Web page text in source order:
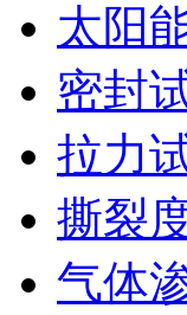
太阳
密封
拉力
撕裂
气体